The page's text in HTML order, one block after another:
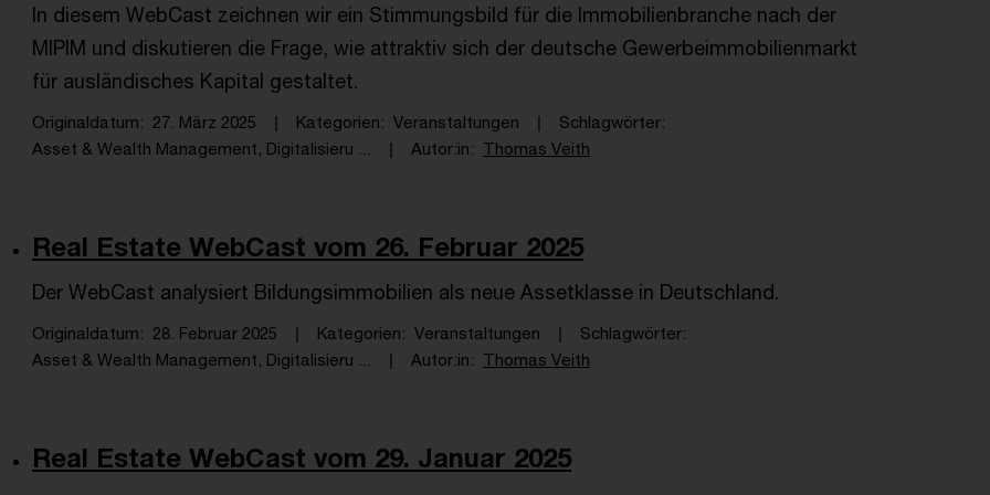
In diesem WebCast zeichnen wir ein Stimmungsbild für die Immobilienbranche nach der
MIPIM und diskutieren die Frage, wie attraktiv sich der deutsche Gewerbeimmobilienmarkt
für ausländisches Kapital gestaltet.
Originaldatum 27. März 2025 Kategorien Veranstaltungen
Schlagwörter
Asset & Wealth Management, Digitalisieru ...
Autor:in Thomas Veith
Real Estate WebCast vom 26. Februar 2025
Der WebCast analysiert Bildungsimmobilien als neue Assetklasse in Deutschland.
Originaldatum 28. Februar 2025 Kategorien Veranstaltungen
Schlagwörter
Asset & Wealth Management, Digitalisieru ...
Autor:in Thomas Veith
Real Estate WebCast vom 29. Januar 2025